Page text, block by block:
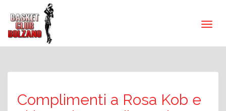
Complimenti a Rosa Kob e